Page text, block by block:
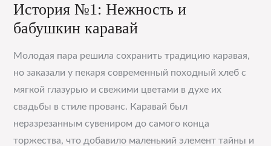
История №1: Нежность и
бабушкин каравай
Молодая пара решила сохранить традицию каравая,
но заказали у пекаря современный походный хлеб с
мягкой глазурью и свежими цветами в духе их
свадьбы в стиле прованс. Каравай был
неразрезанным сувениром до самого конца
торжества, что добавило маленький элемент тайны и